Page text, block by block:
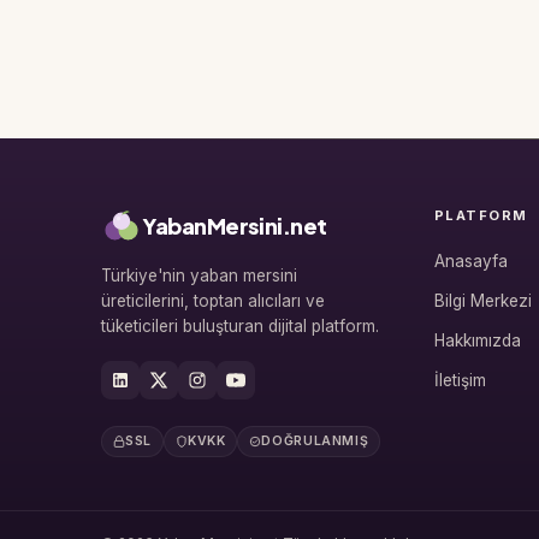
YabanMersini.net
Türkiye'nin yaban mersini
üreticilerini, toptan alıcıları ve
tüketicileri buluşturan dijital platform.
SSL KVKK DOĞRULANMIŞ
PLATFORM
Anasayfa
Bilgi Merkezi
Hakkımızda
İletişim